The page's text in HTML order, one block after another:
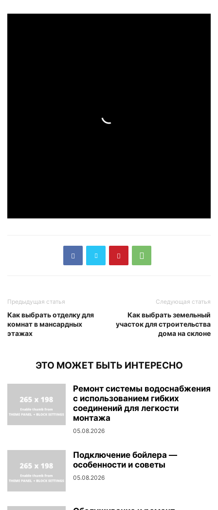
Предыдущая статья
Как выбрать отделку для
комнат в мансардных
этажах
Следующая статья
Как выбрать земельный
участок для строительства
дома на склоне
ЭТО МОЖЕТ БЫТЬ ИНТЕРЕСНО
Ремонт системы водоснабжения
с использованием гибких
соединений для легкости
монтажа
05.08.2026
Подключение бойлера —
особенности и советы
05.08.2026